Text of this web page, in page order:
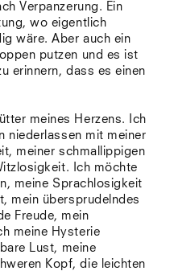
Verpanzerung. Ein
wo eigentlich
wäre. Aber auch ein
putzen und es ist
erinnern, dass es einen
meines Herzens. Ich
niederlassen mit meiner
meiner schmallippigen
Ich möchte
meine Sprachlosigkeit
mein übersprudelndes
Freude, mein
meine Hysterie
Lust, meine
Kopf, die leichten